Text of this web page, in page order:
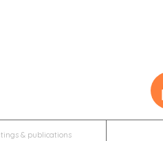
& publications